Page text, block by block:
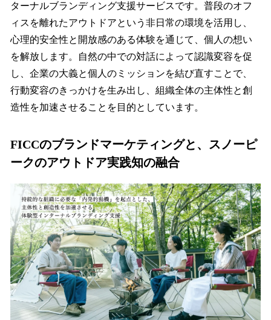
ターナルブランディング支援サービスです。普段のオフ
ィスを離れたアウトドアという非日常の環境を活用し、
心理的安全性と開放感のある体験を通じて、個人の想い
を解放します。自然の中での対話によって認識変容を促
し、企業の大義と個人のミッションを結び直すことで、
行動変容のきっかけを生み出し、組織全体の主体性と創
造性を加速させることを目的としています。
FICCのブランドマーケティングと、スノーピ
ークのアウトドア実践知の融合